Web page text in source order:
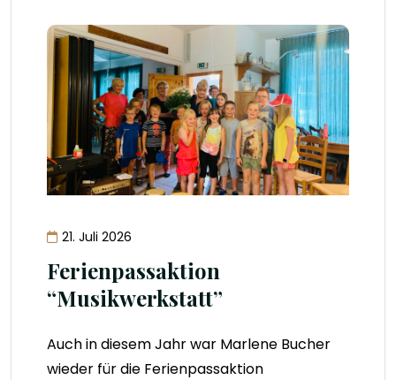
21. Juli 2026
Ferienpassaktion
“Musikwerkstatt”
Auch in diesem Jahr war Marlene Bucher
wieder für die Ferienpassaktion